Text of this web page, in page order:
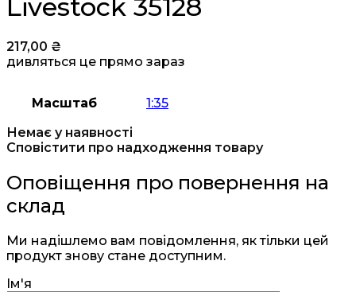
Livestock 35128
217,00 ₴
дивляться це прямо зараз
Масштаб
1:35
Немає у наявності
Сповістити про надходження товару
Оповіщення про повернення на
склад
Ми надішлемо вам повідомлення, як тільки цей
продукт знову стане доступним.
Ім'я